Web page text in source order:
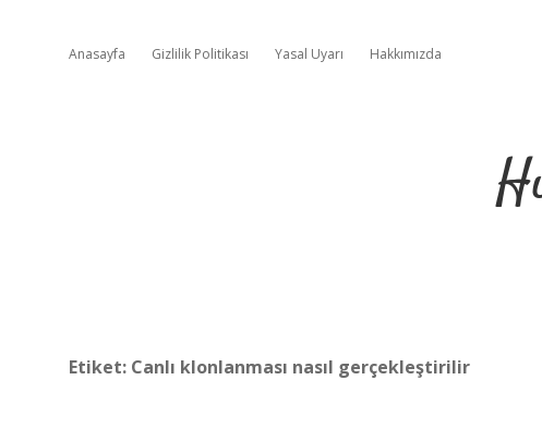
Anasayfa Gizlilik Politikası Yasal Uyarı Hakkımızda
Etiket: Canlı klonlanması nasıl gerçekleştirilir